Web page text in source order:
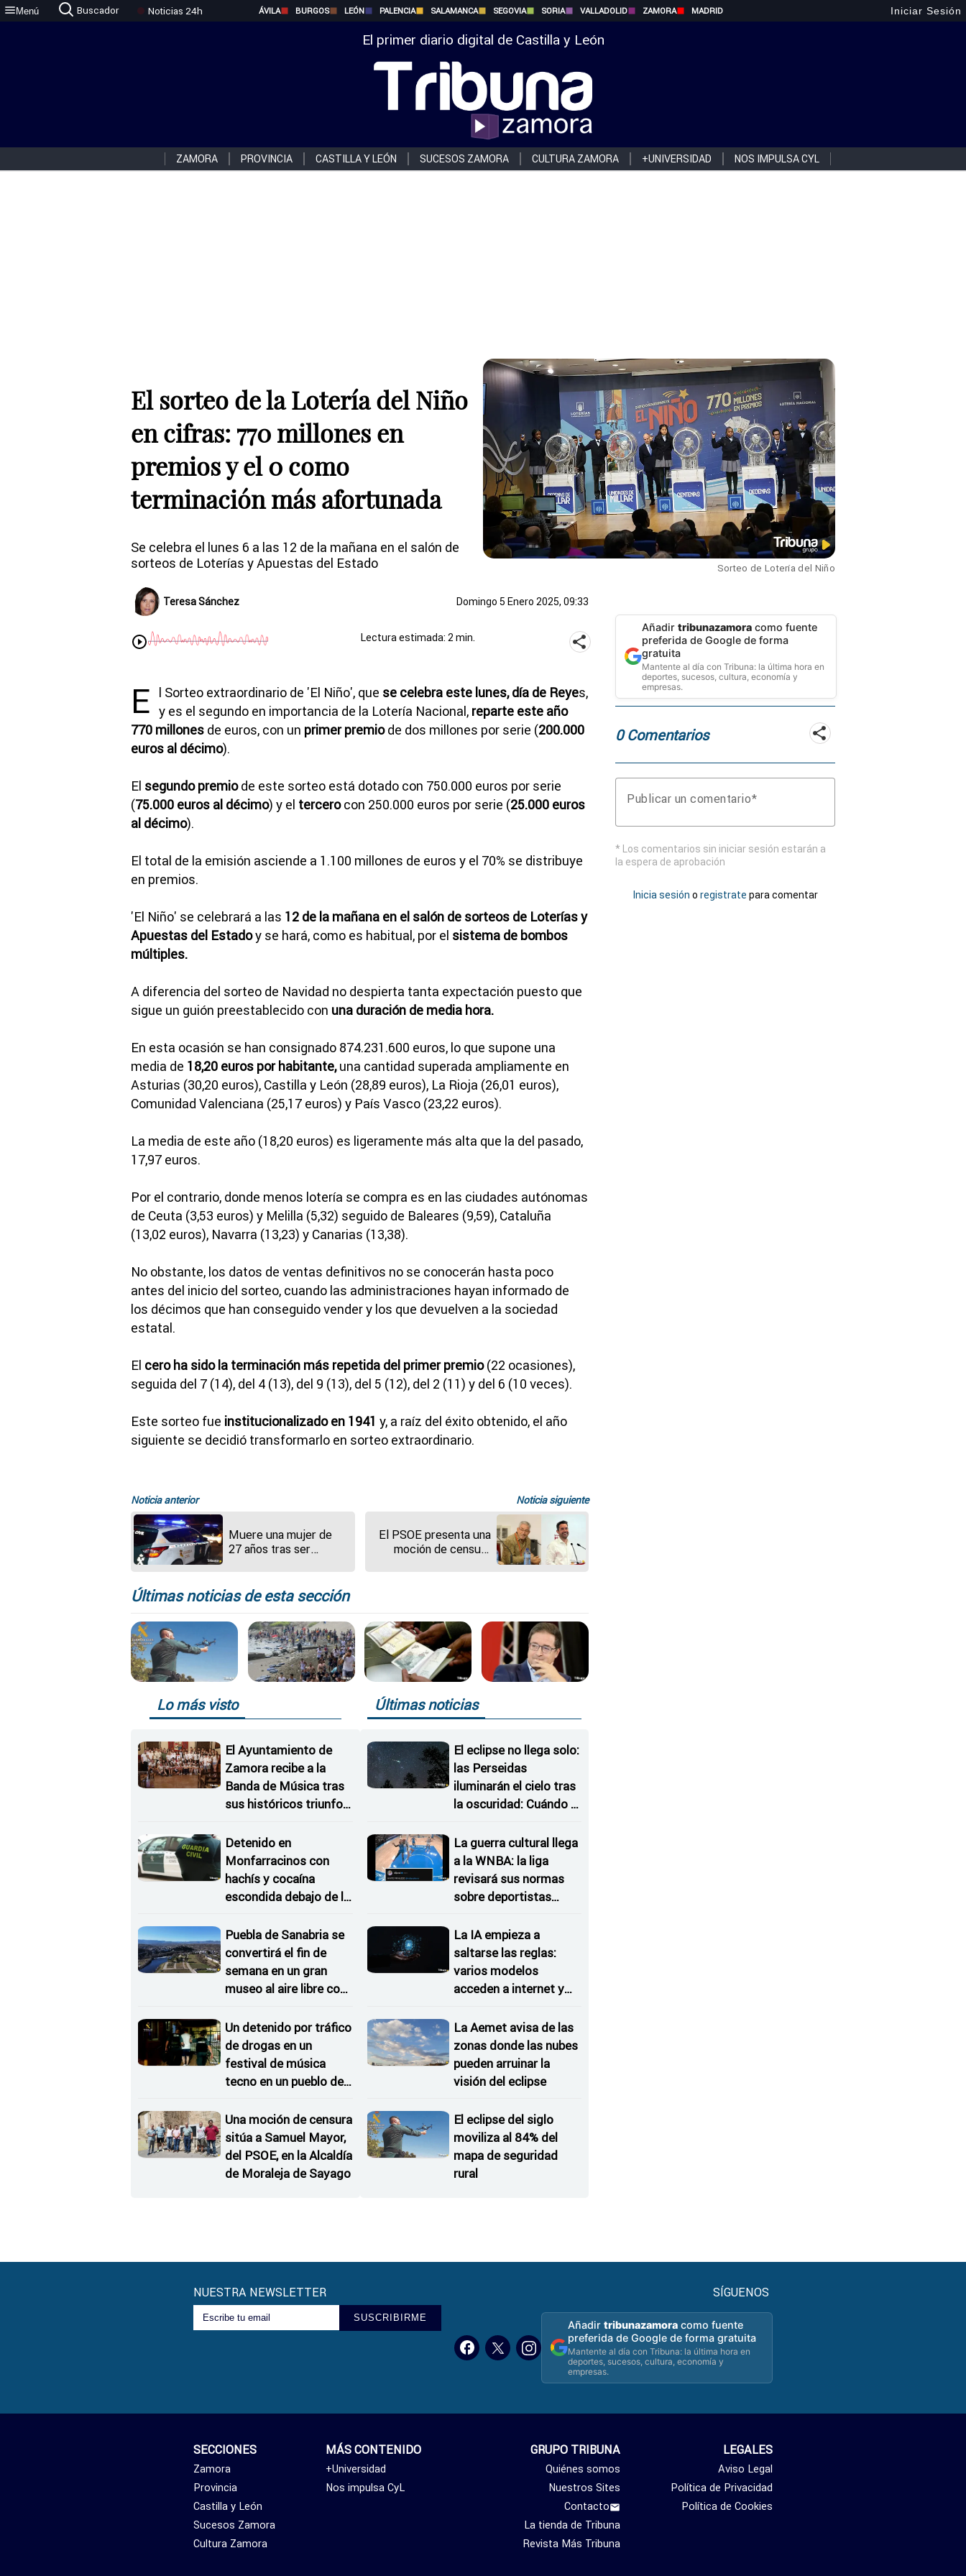
Menú Buscador Noticias 24h ÁVILA BURGOS LEÓN PALENCIA SALAMANCA SEGOVIA SORIA VALLADOLID ZAMORA MADRID Iniciar Sesión
El primer diario digital de Castilla y León
ZAMORA PROVINCIA CASTILLA Y LEÓN SUCESOS ZAMORA CULTURA ZAMORA +UNIVERSIDAD NOS IMPULSA CYL
El sorteo de la Lotería del Niño
en cifras: 770 millones en
premios y el 0 como
terminación más afortunada
Se celebra el lunes 6 a las 12 de la mañana en el salón de
sorteos de Loterías y Apuestas del Estado
Sorteo de Lotería del Niño
Teresa Sánchez Domingo 5 Enero 2025, 09:33
Lectura estimada: 2 min.
E l Sorteo extraordinario de 'El Niño', que se celebra este lunes, día de Reyes,
y es el segundo en importancia de la Lotería Nacional, reparte este año
770 millones de euros, con un primer premiode dos millones por serie (200.000
euros al décimo).
El segundo premiode este sorteo está dotado con 750.000 euros por serie
(75.000 euros al décimo) y el tercerocon 250.000 euros por serie (25.000 euros
al décimo).
El total de la emisión asciende a 1.100 millones de euros y el 70% se distribuye
en premios.
'El Niño' se celebrará a las 12 de la mañana en el salón de sorteos de Loterías y
Apuestas del Estadoy se hará, como es habitual, por el sistema de bombos
múltiples.
A diferencia del sorteo de Navidad no despierta tanta expectación puesto que
sigue un guión preestablecido con una duración de media hora.
En esta ocasión se han consignado 874.231.600 euros, lo que supone una
media de 18,20 euros por habitante,una cantidad superada ampliamente en
Asturias (30,20 euros), Castilla y León (28,89 euros), La Rioja (26,01 euros),
Comunidad Valenciana (25,17 euros) y País Vasco (23,22 euros).
La media de este año (18,20 euros) es ligeramente más alta que la del pasado,
17,97 euros.
Por el contrario, donde menos lotería se compra es en las ciudades autónomas
de Ceuta (3,53 euros) y Melilla (5,32) seguido de Baleares (9,59), Cataluña
(13,02 euros), Navarra (13,23) y Canarias (13,38).
No obstante, los datos de ventas definitivos no se conocerán hasta poco
antes del inicio del sorteo, cuando las administraciones hayan informado de
los décimos que han conseguido vender y los que devuelven a la sociedad
estatal.
El cero ha sido la terminación más repetida del primer premio(22 ocasiones),
seguida del 7 (14), del 4 (13), del 9 (13), del 5 (12), del 2 (11) y del 6 (10 veces).
Este sorteo fue institucionalizado en 1941 y, a raíz del éxito obtenido, el año
siguiente se decidió transformarlo en sorteo extraordinario.
Noticia anterior
Muere una mujer de
27 años tras ser
Noticia siguiente
El PSOE presenta una
moción de censura
Últimas noticias de esta sección
Lo más visto
El Ayuntamiento de
Zamora recibe a la
Banda de Música tras
sus históricos triunfos
Detenido en
Monfarracinos con
hachís y cocaína
escondida debajo de la
coche
Puebla de Sanabria se
convertirá el fin de
semana en un gran
museo al aire libre con
Un detenido por tráfico
de drogas en un
festival de música
tecno en un pueblo de
Una moción de censura
sitúa a Samuel Mayor,
del PSOE, en la Alcaldía
de Moraleja de Sayago
Últimas noticias
El eclipse no llega solo:
las Perseidas
iluminarán el cielo tras
la oscuridad: Cuándo y
La guerra cultural llega
a la WNBA: la liga
revisará sus normas
sobre deportistas
La IA empieza a
saltarse las reglas:
varios modelos
acceden a internet y
La Aemet avisa de las
zonas donde las nubes
pueden arruinar la
visión del eclipse
El eclipse del siglo
moviliza al 84% del
mapa de seguridad
rural
Añadir tribunazamora como fuente
preferida de Google de forma
gratuita
Mantente al día con Tribuna: la última hora en
deportes, sucesos, cultura, economía y
empresas.
0 Comentarios
Publicar un comentario
* Los comentarios sin iniciar sesión estarán a
la espera de aprobación
Inicia sesión o registrate para comentar
NUESTRA NEWSLETTER
SUSCRIBIRME
SÍGUENOS
Añadirtribunazamora como fuente
preferida de Google de forma gratuita
Mantente al día con Tribuna: la última hora en
deportes, sucesos, cultura, economía y
empresas.
SECCIONES
Zamora
Provincia
Castilla y León
Sucesos Zamora
Cultura Zamora
MÁS CONTENIDO
+Universidad
Nos impulsa CyL
GRUPO TRIBUNA
Quiénes somos
Nuestros Sites
Contacto
La tienda de Tribuna
Revista Más Tribuna
LEGALES
Aviso Legal
Política de Privacidad
Política de Cookies